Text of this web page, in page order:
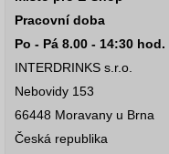
Pracovní doba
Po - Pá 8.00 - 14:30 hod.
INTERDRINKS s.r.o.
Nebovidy 153
66448 Moravany u Brna
Česká republika